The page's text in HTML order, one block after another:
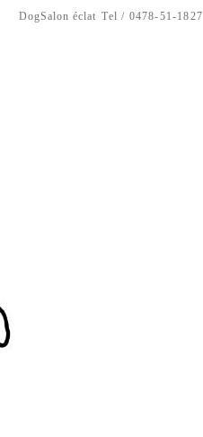
DogSalon éclat Tel / 0478-51-1827